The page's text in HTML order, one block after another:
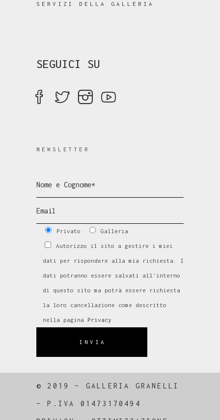
SERVIZI DELLA GALLERIA
SEGUICI SU
NEWSLETTER
Privato Galleria
Autorizzo il sito a gestire i miei
dati per rispondere alla mia richiesta. I
dati potranno essere salvati all'interno
di questo sito ma potrà essere richiesta
la loro cancellazione come descritto
nella pagina Privacy
INVIA
© 2019 – GALLERIA GRANELLI
–P.IVA 01473170494